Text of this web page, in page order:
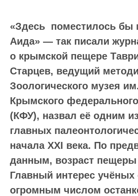
«Здесь поместилось бы
Аида» — так писали
о крымской пещере
Старцев, ведущий
Зоологического музея
Крымского
(КФУ), назвал её одним
главных
начала XXI века. По
данным, возраст
Главный интерес учёных
огромным числом